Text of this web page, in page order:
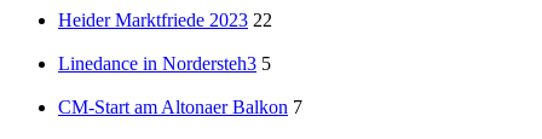
Heider Marktfriede 2023 22
Linedance in Nordersteh3 5
CM-Start am Altonaer Balkon 7